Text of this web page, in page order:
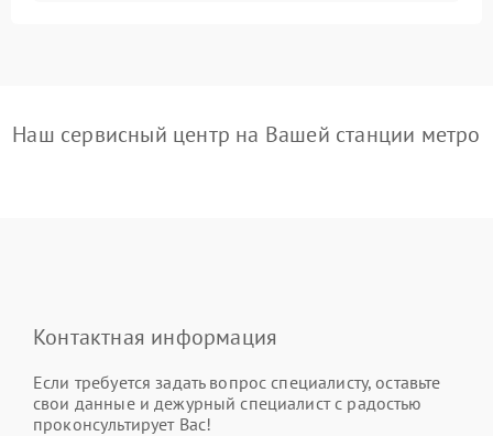
Наш сервисный центр на Вашей станции метро
Контактная информация
Если требуется задать вопрос специалисту, оставьте
свои данные и дежурный специалист с радостью
проконсультирует Вас!